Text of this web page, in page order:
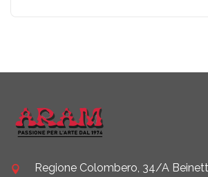
Regione Colombero, 34/A